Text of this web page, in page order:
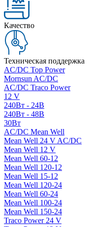
Качество
Техническая поддержка
AC/DC Top Power
Mornsun AC/DC
AC/DC Traco Power
12 V
240Вт - 24В
240Вт - 48В
30Вт
AC/DC Mean Well
Mean Well 24 V AC/DC
Mean Well 12 V
Mean Well 60-12
Mean Well 120-12
Mean Well 15-12
Mean Well 120-24
Mean Well 60-24
Mean Well 100-24
Mean Well 150-24
Traco Power 24 V